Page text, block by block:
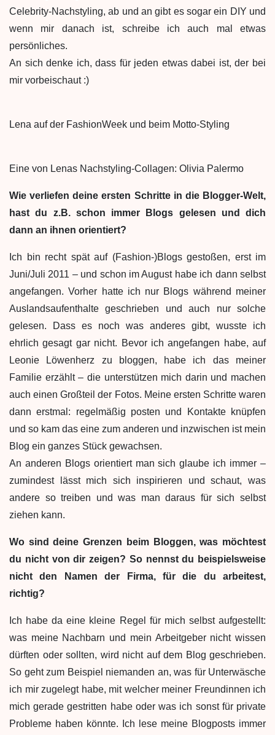
Celebrity-Nachstyling, ab und an gibt es sogar ein DIY und
wenn mir danach ist, schreibe ich auch mal etwas
persönliches.
An sich denke ich, dass für jeden etwas dabei ist, der bei
mir vorbeischaut :)
Lena auf der FashionWeek und beim Motto-Styling
Eine von Lenas Nachstyling-Collagen: Olivia Palermo
Wie verliefen deine ersten Schritte in die Blogger-Welt,
hast du z.B. schon immer Blogs gelesen und dich
dann an ihnen orientiert?
Ich bin recht spät auf (Fashion-)Blogs gestoßen, erst im
Juni/Juli 2011 – und schon im August habe ich dann selbst
angefangen. Vorher hatte ich nur Blogs während meiner
Auslandsaufenthalte geschrieben und auch nur solche
gelesen. Dass es noch was anderes gibt, wusste ich
ehrlich gesagt gar nicht. Bevor ich angefangen habe, auf
Leonie Löwenherz zu bloggen, habe ich das meiner
Familie erzählt – die unterstützen mich darin und machen
auch einen Großteil der Fotos. Meine ersten Schritte waren
dann erstmal: regelmäßig posten und Kontakte knüpfen
und so kam das eine zum anderen und inzwischen ist mein
Blog ein ganzes Stück gewachsen.
An anderen Blogs orientiert man sich glaube ich immer –
zumindest lässt mich sich inspirieren und schaut, was
andere so treiben und was man daraus für sich selbst
ziehen kann.
Wo sind deine Grenzen beim Bloggen, was möchtest
du nicht von dir zeigen? So nennst du beispielsweise
nicht den Namen der Firma, für die du arbeitest,
richtig?
Ich habe da eine kleine Regel für mich selbst aufgestellt:
was meine Nachbarn und mein Arbeitgeber nicht wissen
dürften oder sollten, wird nicht auf dem Blog geschrieben.
So geht zum Beispiel niemanden an, was für Unterwäsche
ich mir zugelegt habe, mit welcher meiner Freundinnen ich
mich gerade gestritten habe oder was ich sonst für private
Probleme haben könnte. Ich lese meine Blogposts immer